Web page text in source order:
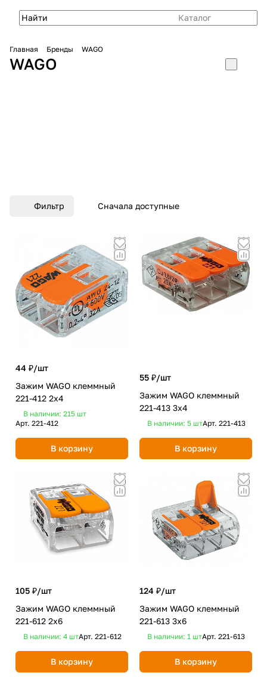
Каталог
Главная Бренды WAGO
WAGO
Фильтр Сначала доступные
44 ₽/шт
Зажим WAGO клеммный
221-412 2x4
В наличии: 215 шт
Арт. 221-412
В корзину
55 ₽/шт
Зажим WAGO клеммный
221-413 3x4
В наличии: 5 штАрт. 221-413
В корзину
105 ₽/шт
Зажим WAGO клеммный
221-612 2x6
В наличии: 4 штАрт. 221-612
В корзину
124 ₽/шт
Зажим WAGO клеммный
221-613 3x6
В наличии: 1 штАрт. 221-613
В корзину